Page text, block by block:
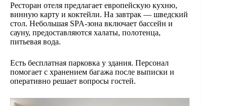
Ресторан отеля предлагает европейскую кухню,
винную карту и коктейли. На завтрак — шведский
стол. Небольшая SPA-зона включает бассейн и
сауну, предоставляются халаты, полотенца,
питьевая вода.
Есть бесплатная парковка у здания. Персонал
помогает с хранением багажа после выписки и
оперативно решает вопросы гостей.